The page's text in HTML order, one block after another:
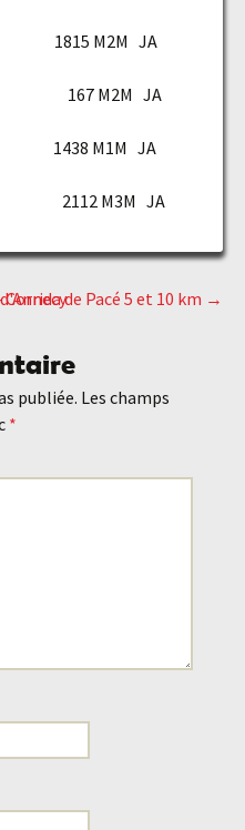
1815 M2M JA
167 M2M JA
M1M JA
2112 M3M JA
de Pacé 5 et 10 km →
publiée. Les champs
*